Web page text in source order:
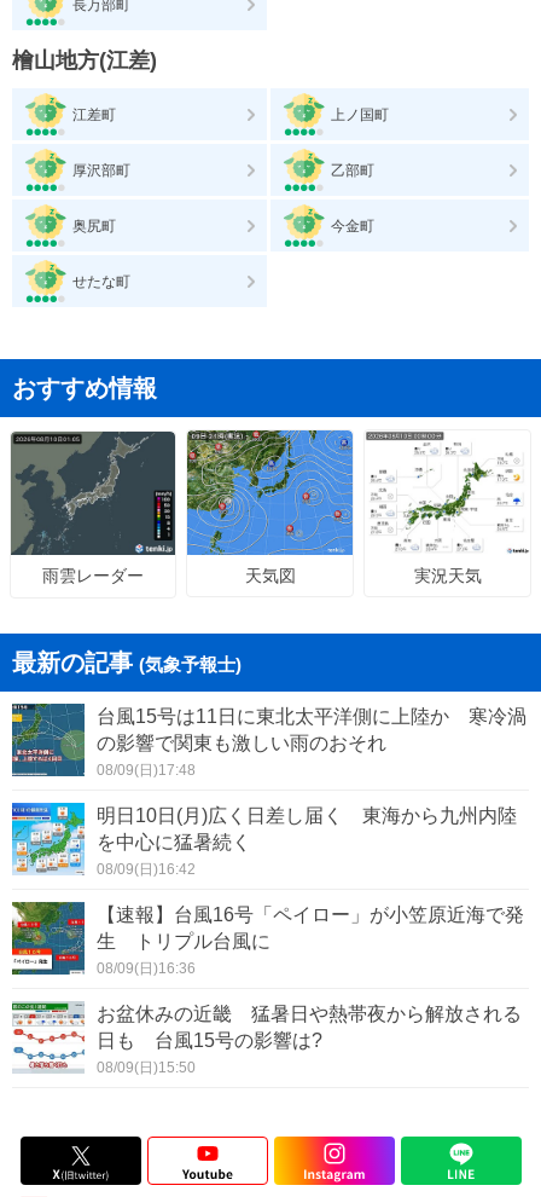
長万部町
檜山地方(江差)
江差町 上ノ国町
厚沢部町 乙部町
奥尻町 今金町
せたな町
おすすめ情報
雨雲レーダー 天気図 実況天気
最新の記事 (気象予報士)
台風15号は11日に東北太平洋側に上陸か 寒冷渦
の影響で関東も激しい雨のおそれ
08/09(日)17:48
明日10日(月)広く日差し届く 東海から九州内陸
を中心に猛暑続く
08/09(日)16:42
【速報】台風16号「ペイロー」が小笠原近海で発
生 トリプル台風に
08/09(日)16:36
お盆休みの近畿 猛暑日や熱帯夜から解放される
日も 台風15号の影響は?
08/09(日)15:50